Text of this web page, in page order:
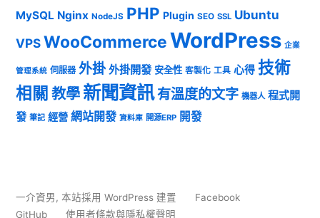
MySQL Nginx NodeJS PHP Plugin SEO SSL Ubuntu
VPSWooCommerceWordPress 企業
管理系統 伺服器 外掛 外掛開發 安全性 客製化 工具 心得 技術
相關 教學 新聞資訊有溫度的文字 機器人 程式開
發 筆記 經營 網站開發 資料庫 開源ERP 開發
一介資男, 本站採用 WordPress 建置
Facebook
GitHub
使用者條款與隱私權聲明